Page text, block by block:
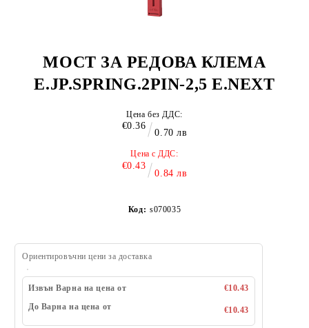
МОСТ ЗА РЕДОВА КЛЕМА
E.JP.SPRING.2PIN-2,5 E.NEXT
Цена без ДДС:
€0.36
0.70 лв
Цена с ДДС:
€0.43
0.84 лв
Код: s070035
Ориентировъчни цени за доставка
Извън Варна на цена от
€10.43
До Варна на цена от
€10.43